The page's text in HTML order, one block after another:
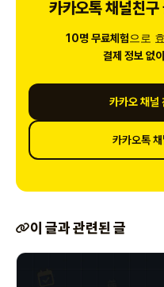
카카오톡 채널친
10명 무료체험으로
결제 정보 없이
카카오 채널
카카오톡
이 글과 관련된 글